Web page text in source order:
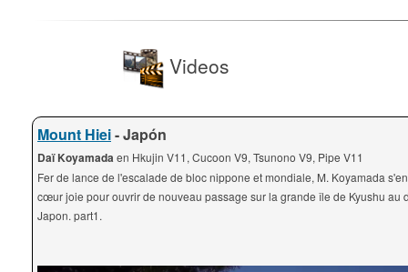
Videos
Mount Hiei- Japón
Daï Koyamadaen Hkujin V11, Cucoon V9, Tsunono V9, Pipe V11
Fer de lance de l'escalade de bloc nippone et mondiale, M. Koyamada
cœur joie pour ouvrir de nouveau passage sur la grande île de Kyushu au
Japon. part1.